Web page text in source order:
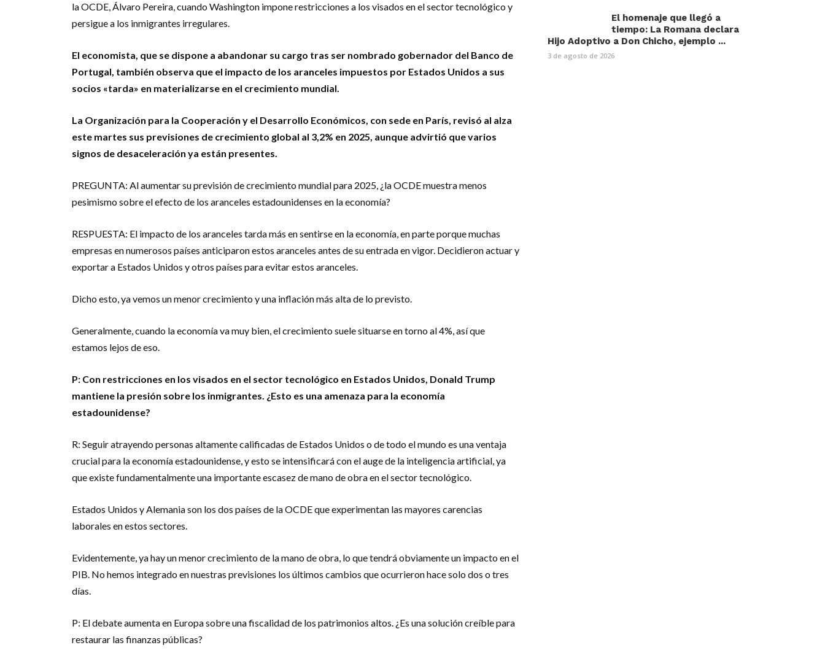
la OCDE, Álvaro Pereira, cuando Washington impone restricciones a los visados en el sector tecnológico y
persigue a los inmigrantes irregulares.
El economista, que se dispone a abandonar su cargo tras ser nombrado gobernador del Banco de
Portugal, también observa que el impacto de los aranceles impuestos por Estados Unidos a sus
socios «tarda» en materializarse en el crecimiento mundial.
La Organización para la Cooperación y el Desarrollo Económicos, con sede en París, revisó al alza
este martes sus previsiones de crecimiento global al 3,2% en 2025, aunque advirtió que varios
signos de desaceleración ya están presentes.
PREGUNTA: Al aumentar su previsión de crecimiento mundial para 2025, ¿la OCDE muestra menos
pesimismo sobre el efecto de los aranceles estadounidenses en la economía?
RESPUESTA: El impacto de los aranceles tarda más en sentirse en la economía, en parte porque muchas
empresas en numerosos países anticiparon estos aranceles antes de su entrada en vigor. Decidieron actuar y
exportar a Estados Unidos y otros países para evitar estos aranceles.
Dicho esto, ya vemos un menor crecimiento y una inflación más alta de lo previsto.
Generalmente, cuando la economía va muy bien, el crecimiento suele situarse en torno al 4%, así que
estamos lejos de eso.
P: Con restricciones en los visados en el sector tecnológico en Estados Unidos, Donald Trump
mantiene la presión sobre los inmigrantes. ¿Esto es una amenaza para la economía
estadounidense?
R: Seguir atrayendo personas altamente calificadas de Estados Unidos o de todo el mundo es una ventaja
crucial para la economía estadounidense, y esto se intensificará con el auge de la inteligencia artificial, ya
que existe fundamentalmente una importante escasez de mano de obra en el sector tecnológico.
Estados Unidos y Alemania son los dos países de la OCDE que experimentan las mayores carencias
laborales en estos sectores.
Evidentemente, ya hay un menor crecimiento de la mano de obra, lo que tendrá obviamente un impacto en el
PIB. No hemos integrado en nuestras previsiones los últimos cambios que ocurrieron hace solo dos o tres
días.
P: El debate aumenta en Europa sobre una fiscalidad de los patrimonios altos. ¿Es una solución creíble para
restaurar las finanzas públicas?
El homenaje que llegó a
tiempo: La Romana declara
Hijo Adoptivo a Don Chicho, ejemplo ...
3 de agosto de 2026